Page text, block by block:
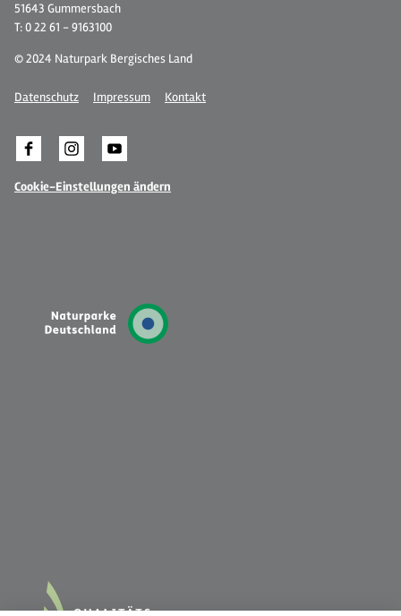
51643 Gummersbach
T: 0 22 61 - 9163100
© 2024 Naturpark Bergisches Land
Datenschutz Impressum Kontakt
Cookie-Einstellungen ändern